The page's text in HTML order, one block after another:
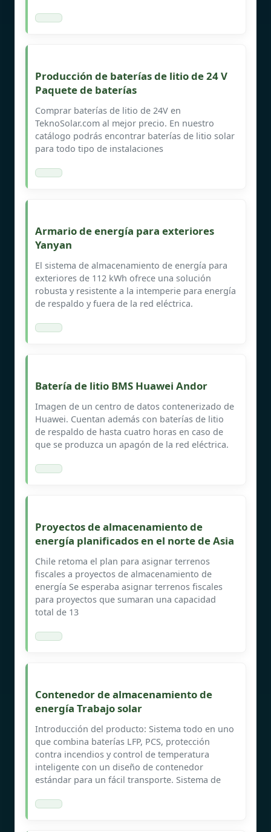
Producción de baterías de litio de 24 V
Paquete de baterías
Comprar baterías de litio de 24V en
TeknoSolar.com al mejor precio. En nuestro
catálogo podrás encontrar baterías de litio solar
para todo tipo de instalaciones
Armario de energía para exteriores
Yanyan
El sistema de almacenamiento de energía para
exteriores de 112 kWh ofrece una solución
robusta y resistente a la intemperie para energía
de respaldo y fuera de la red eléctrica.
Batería de litio BMS Huawei Andor
Imagen de un centro de datos contenerizado de
Huawei. Cuentan además con baterías de litio
de respaldo de hasta cuatro horas en caso de
que se produzca un apagón de la red eléctrica.
Proyectos de almacenamiento de
energía planificados en el norte de Asia
Chile retoma el plan para asignar terrenos
fiscales a proyectos de almacenamiento de
energía Se esperaba asignar terrenos fiscales
para proyectos que sumaran una capacidad
total de 13
Contenedor de almacenamiento de
energía Trabajo solar
Introducción del producto: Sistema todo en uno
que combina baterías LFP, PCS, protección
contra incendios y control de temperatura
inteligente con un diseño de contenedor
estándar para un fácil transporte. Sistema de